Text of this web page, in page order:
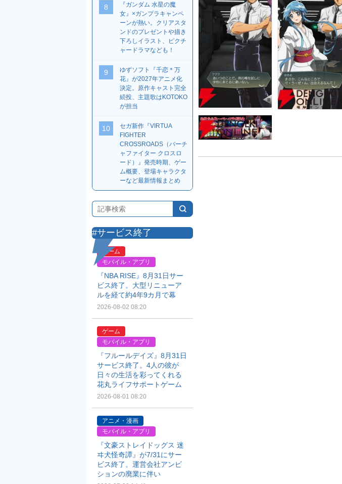
8
『ガンダム 水星の魔
女』×ガンプラキャンペ
ーンが熱い。クリアスタ
ンドのプレゼントや描き
下ろしイラスト、ピクチ
ャードラマなども！
9
ゆずソフト『千恋＊万
花』が2027年アニメ化
決定。原作キャスト完全
続投、主題歌はKOTOKO
が担当
10
セガ新作『VIRTUA
FIGHTER
CROSSROADS（バーチ
ャファイター クロスロ
ード）』発売時期、ゲー
ム概要、登場キャラクタ
ーなど最新情報まとめ
#サービス終了
ゲーム
モバイル・アプリ
『NBA RISE』8月31日サー
ビス終了。大型リニューア
ルを経て約4年9カ月で幕
2026-08-02 08:20
ゲーム
モバイル・アプリ
『フルールデイズ』8月31日
サービス終了。4人の彼が
日々の生活を彩ってくれる
花丸ライフサポートゲーム
2026-08-01 08:20
アニメ・漫画
モバイル・アプリ
『文豪ストレイドッグス 迷
ヰ犬怪奇譚』が7/31にサー
ビス終了。運営会社アンビ
ションの廃業に伴い